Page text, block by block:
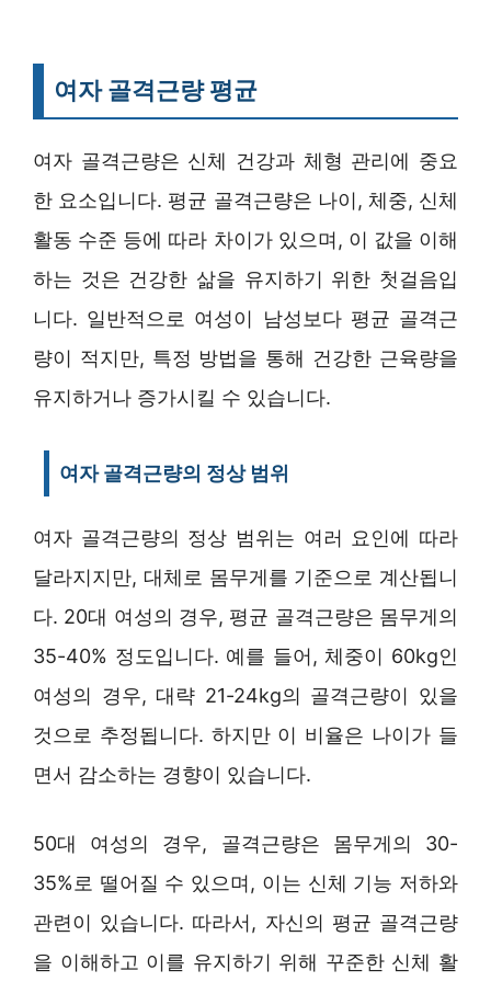
여자 골격근량 평균
여자 골격근량은 신체 건강과 체형 관리에 중요
한 요소입니다. 평균 골격근량은 나이, 체중, 신체
활동 수준 등에 따라 차이가 있으며, 이 값을 이해
하는 것은 건강한 삶을 유지하기 위한 첫걸음입
니다. 일반적으로 여성이 남성보다 평균 골격근
량이 적지만, 특정 방법을 통해 건강한 근육량을
유지하거나 증가시킬 수 있습니다.
여자 골격근량의 정상 범위
여자 골격근량의 정상 범위는 여러 요인에 따라
달라지지만, 대체로 몸무게를 기준으로 계산됩니
다. 20대 여성의 경우, 평균 골격근량은 몸무게의
35-40% 정도입니다. 예를 들어, 체중이 60kg인
여성의 경우, 대략 21-24kg의 골격근량이 있을
것으로 추정됩니다. 하지만 이 비율은 나이가 들
면서 감소하는 경향이 있습니다.
50대 여성의 경우, 골격근량은 몸무게의 30-
35%로 떨어질 수 있으며, 이는 신체 기능 저하와
관련이 있습니다. 따라서, 자신의 평균 골격근량
을 이해하고 이를 유지하기 위해 꾸준한 신체 활